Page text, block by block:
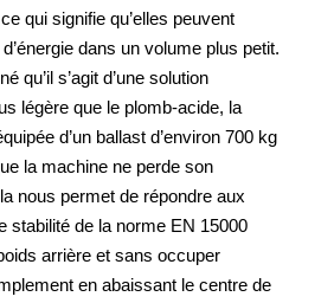
qui signifie qu’elles peuvent
dans un volume plus petit.
qu’il s’agit d’une solution
légère que le plomb-acide, la
d’un ballast d’environ 700 kg
la machine ne perde son
nous permet de répondre aux
stabilité de la norme EN 15000
arrière et sans occuper
en abaissant le centre de